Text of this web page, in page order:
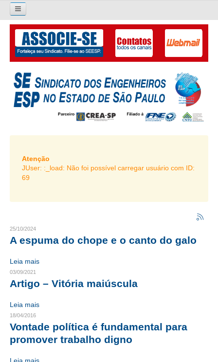
Pesquisar...
O SINDICATO
APRESENTAÇÃO
PALAVRA DO PRESIDENTE
DIRETORIA
LIVRO GESTÃO 2026-2029
SUBSEDES SINDICAIS
HISTÓRICO E ATUAÇÃO
CONSELHOS ASSESSORES
PERSONALIDADES DA TECNOLOGIA
Atenção
JUser: :_load: Não foi possível carregar usuário com ID:
69
25/10/2024
A espuma do chope e o canto do galo
Leia mais
03/09/2021
Artigo – Vitória maiúscula
Leia mais
18/04/2016
Vontade política é fundamental para
promover trabalho digno